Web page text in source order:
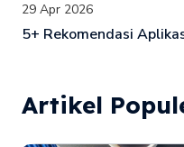
29 Apr 2026
5+ Rekomendasi
Artikel